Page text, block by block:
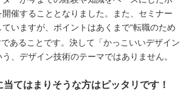
催することとなりました。また、セミナー
いますが、ポイントはあくまで“転職のため
であることです。決して「かっこいいデザイン
、デザイン技術のテーマではありません。
てはまりそうな方はピッタリです！